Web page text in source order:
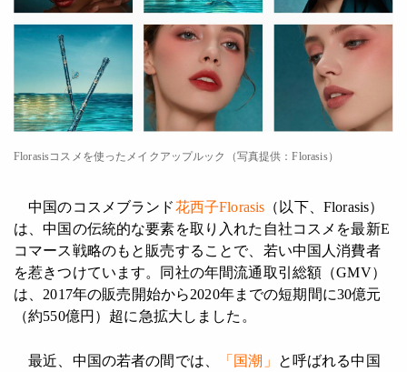
Florasisコスメを使ったメイクアップルック（写真提供：Florasis）
中国のコスメブランド花西子Florasis （以下、Florasis）
は、中国の伝統的な要素を取り入れた自社コスメを最新E
コマース戦略のもと販売することで、若い中国人消費者
を惹きつけています。同社の年間流通取引総額（GMV）
は、2017年の販売開始から2020年までの短期間に30億元
（約550億円）超に急拡大しました。
最近、中国の若者の間では、 「国潮」
と呼ばれる中国